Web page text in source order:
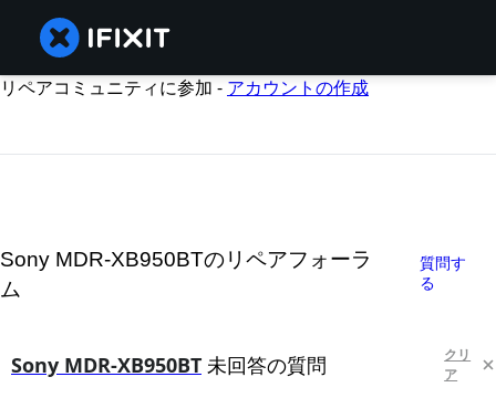
リペアコミュニティに参加 - アカウントの作成
Sony MDR-XB950BTのリペアフォーラ
ム
質問す
る
Sony MDR-XB950BT 未回答の質問
クリ
ア